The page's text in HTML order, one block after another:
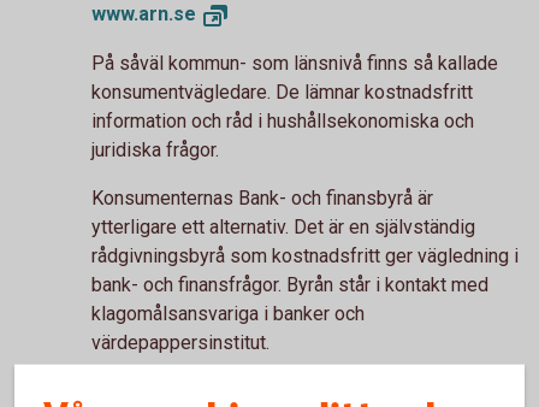
www.arn.se
På såväl kommun- som länsnivå finns så kallade
konsumentvägledare. De lämnar kostnadsfritt
information och råd i hushållsekonomiska och
juridiska frågor.
Konsumenternas Bank- och finansbyrå är
ytterligare ett alternativ. Det är en självständig
rådgivningsbyrå som kostnadsfritt ger vägledning i
bank- och finansfrågor. Byrån står i kontakt med
klagomålsansvariga i banker och
värdepappersinstitut.